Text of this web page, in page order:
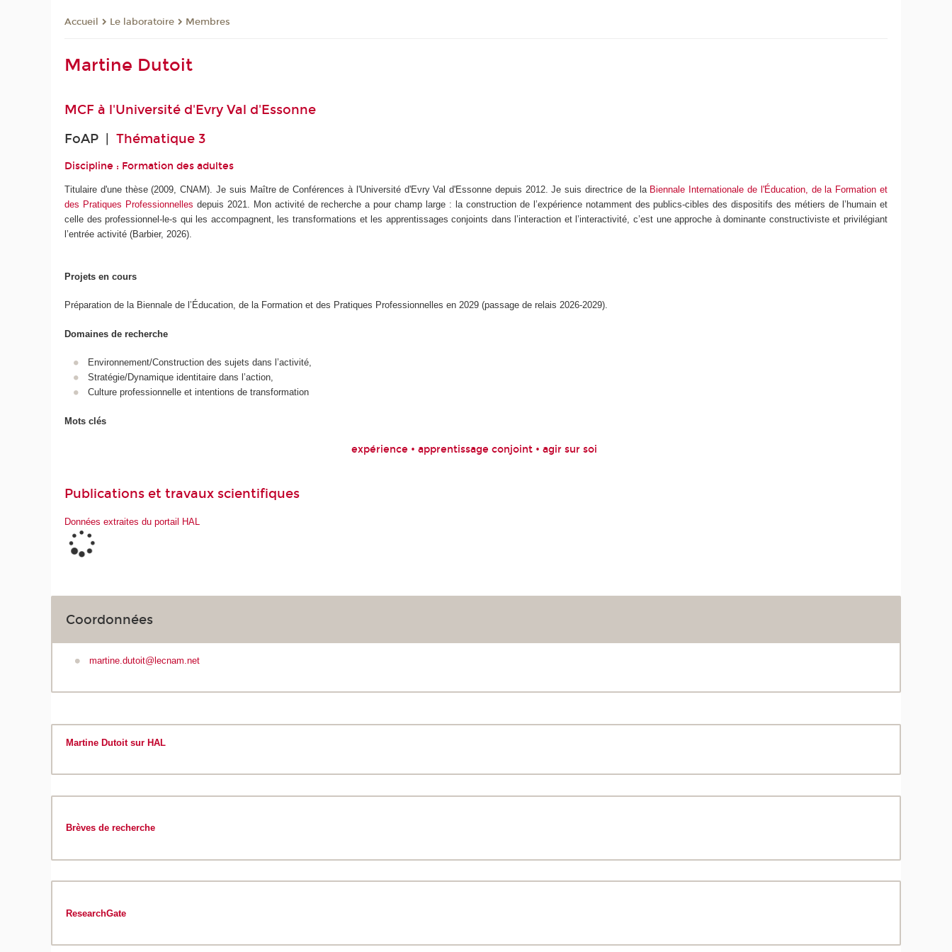
Accueil Le laboratoire Membres
Martine Dutoit
MCF à l'Université d'Evry Val d'Essonne
FoAP |Thématique 3
Discipline : Formation des adultes
Titulaire d'une thèse (2009, CNAM). Je suis Maître de Conférences à l'Université d'Evry Val d'Essonne depuis 2012. Je suis directrice de la Biennale Internationale de l'Éducation, de la Formation et
des Pratiques Professionnelles depuis 2021. Mon activité de recherche a pour champ large : la construction de l’expérience notamment des publics-cibles des dispositifs des métiers de l’humain et
celle des professionnel-le-s qui les accompagnent, les transformations et les apprentissages conjoints dans l’interaction et l’interactivité, c’est une approche à dominante constructiviste et privilégiant
l’entrée activité (Barbier, 2026).
Projets en cours
Préparation de la Biennale de l’Éducation, de la Formation et des Pratiques Professionnelles en 2029 (passage de relais 2026-2029).
Domaines de recherche
Environnement/Construction des sujets dans l’activité,
Stratégie/Dynamique identitaire dans l’action,
Culture professionnelle et intentions de transformation
Mots clés
expérience • apprentissage conjoint • agir sur soi
Publications et travaux scientifiques
Données extraites du portail HAL
Coordonnées
martine.dutoit@lecnam.net
Martine Dutoit sur HAL
Brèves de recherche
ResearchGate